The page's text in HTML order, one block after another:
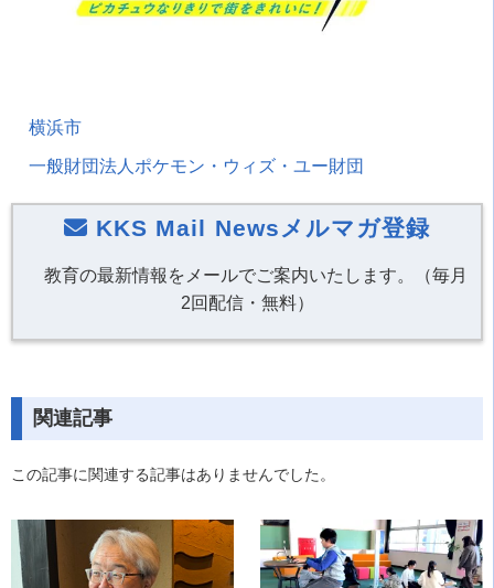
横浜市
一般財団法人ポケモン・ウィズ・ユー財団
KKS Mail Newsメルマガ登録
教育の最新情報をメールでご案内いたします。（毎月
2回配信・無料）
関連記事
この記事に関連する記事はありませんでした。